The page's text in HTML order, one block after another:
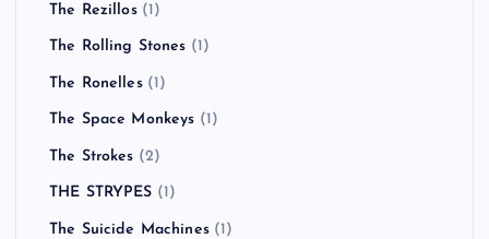
The Rezillos(1)
The Rolling Stones (1)
The Ronelles(1)
The Space Monkeys (1)
The Strokes (2)
THE STRYPES (1)
The Suicide Machines(1)